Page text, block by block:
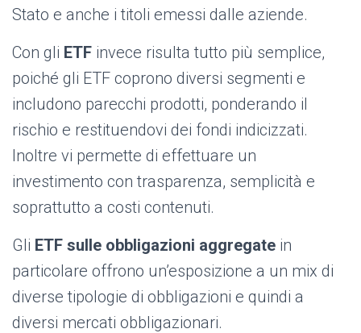
Stato e anche i titoli emessi dalle aziende.
Con gli ETF invece risulta tutto più semplice,
poiché gli ETF coprono diversi segmenti e
includono parecchi prodotti, ponderando il
rischio e restituendovi dei fondi indicizzati.
Inoltre vi permette di effettuare un
investimento con trasparenza, semplicità e
soprattutto a costi contenuti.
Gli ETF sulle obbligazioni aggregate in
particolare offrono un’esposizione a un mix di
diverse tipologie di obbligazioni e quindi a
diversi mercati obbligazionari.